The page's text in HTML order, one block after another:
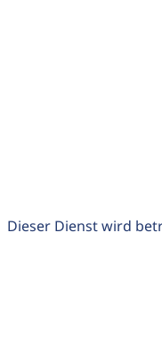
Dieser Dienst wird